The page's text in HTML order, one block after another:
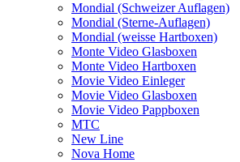
Mondial (Schweizer Auflagen)
Mondial (Sterne-Auflagen)
Mondial (weisse Hartboxen)
Monte Video Glasboxen
Monte Video Hartboxen
Movie Video Einleger
Movie Video Glasboxen
Movie Video Pappboxen
MTC
New Line
Nova Home